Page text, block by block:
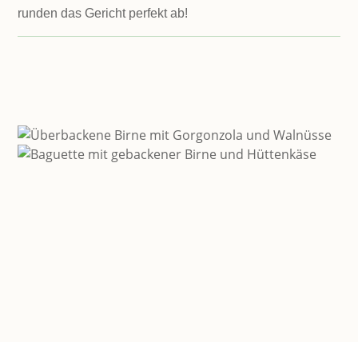
runden das Gericht perfekt ab!